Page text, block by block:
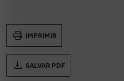
IMPRIMIR
SALVAR PDF